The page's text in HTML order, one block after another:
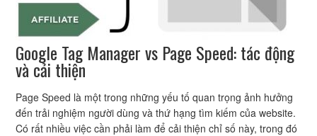
Google Tag Manager vs Page Speed: tác động
và cải thiện
Page Speed là một trong những yếu tố quan trọng ảnh hưởng
đến trải nghiệm người dùng và thứ hạng tìm kiếm của website.
Có rất nhiều việc cần phải làm để cải thiện chỉ số này, trong đó